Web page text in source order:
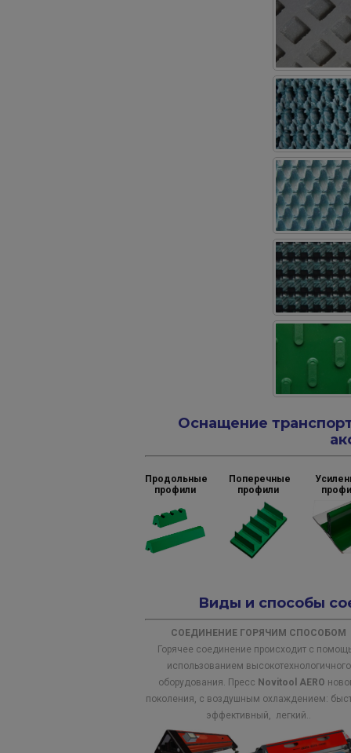
Оснащение
Продольные
профили
Поперечные
профили
Виды и способы
СОЕДИНЕНИЕ ГОРЯЧИМ СПОСОБОМ
Горячее соединение происходит с
использованием высокотехнологичного
оборудования. Пресс Novitool AERO
поколения, с воздушным охлаждением:
эффективный, легкий..